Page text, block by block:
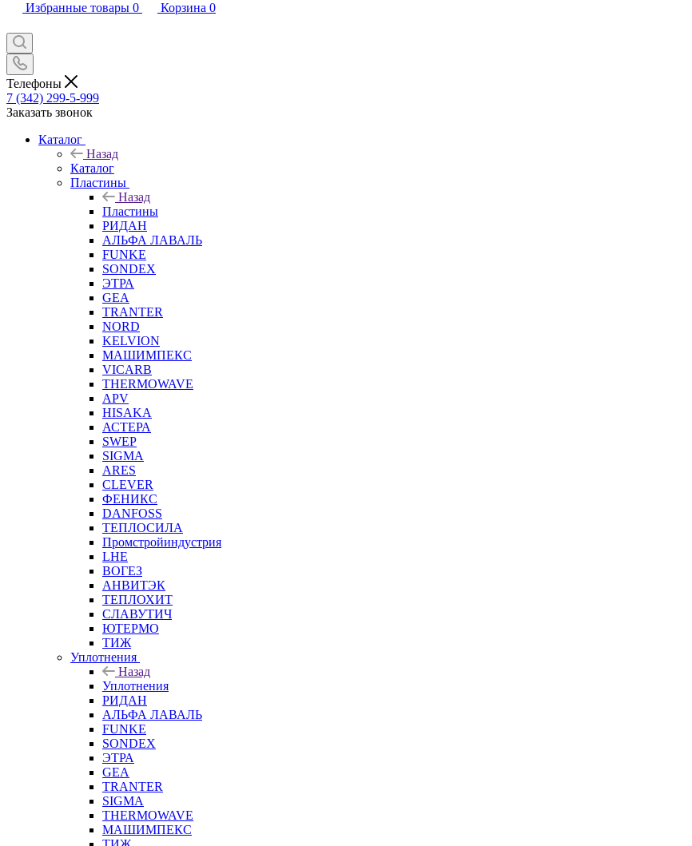
Избранные товары 0 Корзина 0
Телефоны
7 (342) 299-5-999
Заказать звонок
Каталог
Назад
Каталог
Пластины
Назад
Пластины
РИДАН
АЛЬФА ЛАВАЛЬ
FUNKE
SONDEX
ЭТРА
GEA
TRANTER
NORD
KELVION
МАШИМПЕКС
VICARB
THERMOWAVE
APV
HISAKA
АСТЕРА
SWEP
SIGMA
ARES
CLEVER
ФЕНИКС
DANFOSS
ТЕПЛОСИЛА
Промстройиндустрия
LHE
ВОГЕЗ
АНВИТЭК
ТЕПЛОХИТ
СЛАВУТИЧ
ЮТЕРМО
ТИЖ
Уплотнения
Назад
Уплотнения
РИДАН
АЛЬФА ЛАВАЛЬ
FUNKE
SONDEX
ЭТРА
GEA
TRANTER
SIGMA
THERMOWAVE
МАШИМПЕКС